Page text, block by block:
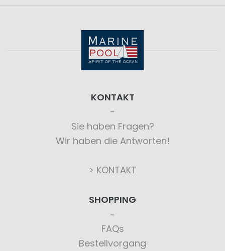
KONTAKT
Sie haben Fragen?
Wir haben die Antworten!
> KONTAKT
SHOPPING
FAQs
Bestellvorgang